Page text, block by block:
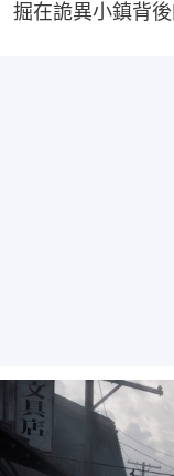
掘在詭異小鎮背